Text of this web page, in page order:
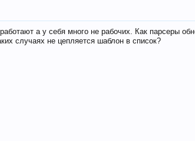
а у себя много не рабочих. Как парсеры
случаях не цепляется шаблон в список?